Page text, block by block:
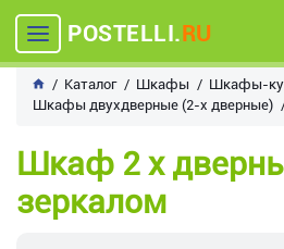
POSTELLI.RU
Каталог Шкафы
Шкафы-
Шкафы двухдверные (2-х дверные)
Шкаф 2 х
зеркалом